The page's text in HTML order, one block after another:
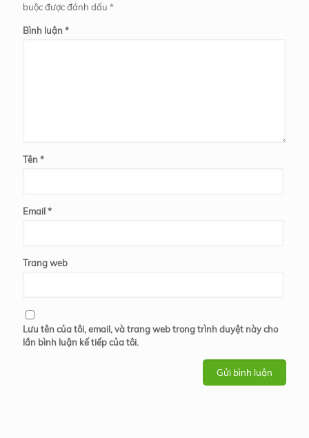
buộc được đánh dấu *
Bình luận*
Tên*
Email*
Trang web
Lưu tên của tôi, email, và trang web trong trình duyệt này cho
lần bình luận kế tiếp của tôi.